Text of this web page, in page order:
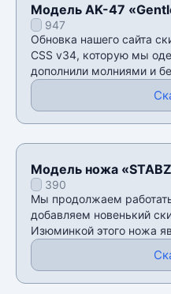
Модель AK-47
947
Обновка нашего сайта
CSS v34, которую мы
дополнили молниями и
Модель ножа
390
Мы продолжаем
добавляем новенький
Изюминкой этого ножа